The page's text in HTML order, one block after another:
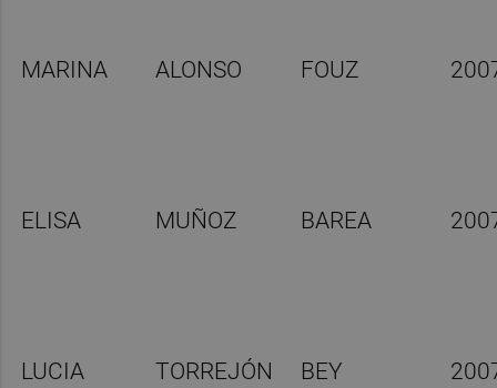
MARINA ALONSO FOUZ
ELISA MUÑOZ BAREA
LUCIA TORREJÓN BEY